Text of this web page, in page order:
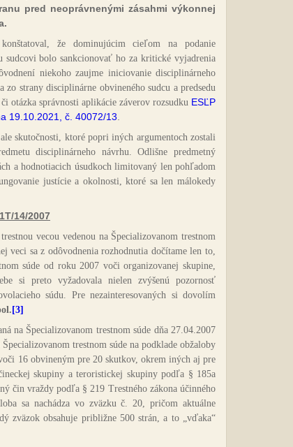
pred neoprávnenými zásahmi výkonnej
že dominujúcim cieľom na podanie
sudcovi bolo sankcionovať ho za kritické vyjadrenia
niekoho zaujme iniciovanie disciplinárneho
strany disciplinárne obvineného sudcu a predsedu
otázka správnosti aplikácie záverov rozsudku ESĽP
19.10.2021, č. 40072/13
skutočnosti, ktoré popri iných argumentoch zostali
disciplinárneho návrhu. Odlišne predmetný
a hodnotiacich úsudkoch limitovaný len pohľadom
justície a okolnosti, ktoré sa len málokedy
14/2007
vecou vedenou na Špecializovanom trestnom
veci sa z odôvodnenia rozhodnutia dočítame len to,
súde od roku 2007 voči organizovanej skupine,
si preto vyžadovala nielen zvýšenú pozornosť
súdu. Pre nezainteresovaných si dovolím
[3]
na Špecializovanom trestnom súde dňa 27.04.2007
trestnom súde na podklade obžaloby
16 obvineným pre 20 skutkov, okrem iných aj pre
skupiny a teroristickej skupiny podľa § 185a
čin vraždy podľa § 219 Trestného zákona účinného
sa nachádza vo zväzku č. 20, pričom aktuálne
zväzok obsahuje približne 500 strán, a to „vďaka“